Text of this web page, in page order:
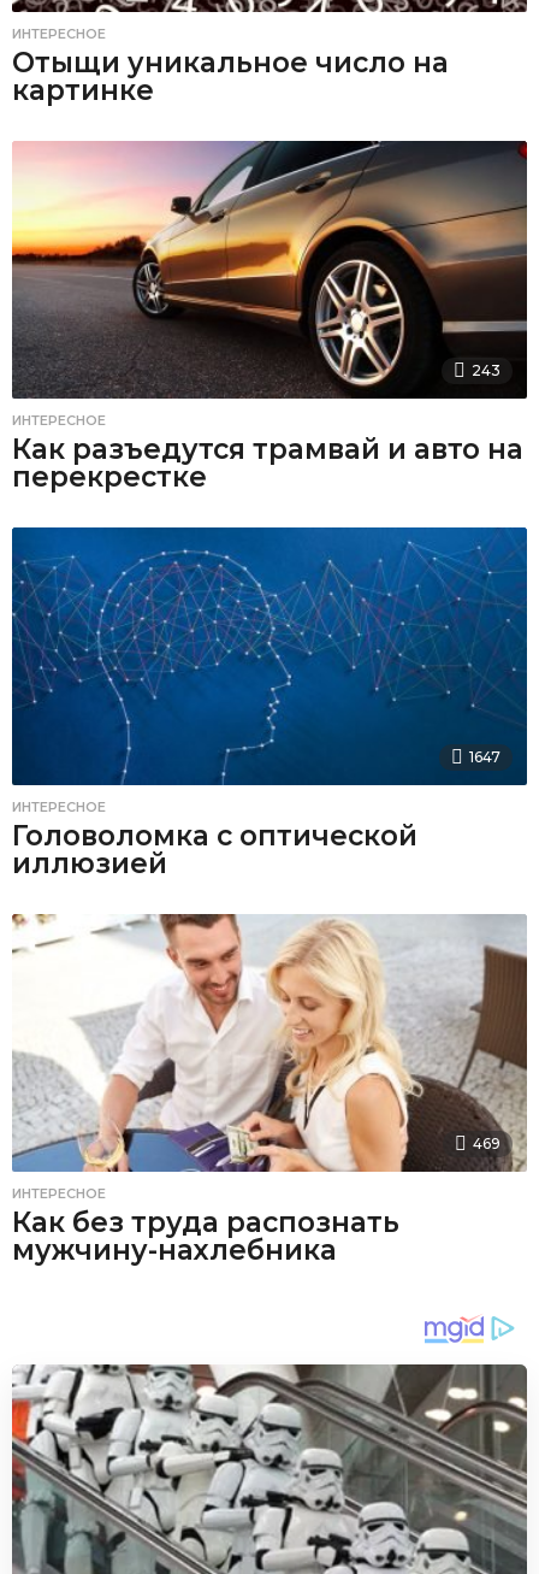
ИНТЕРЕСНОЕ
Отыщи уникальное число на
картинке
243
ИНТЕРЕСНОЕ
Как разъедутся трамвай и авто на
перекрестке
1647
ИНТЕРЕСНОЕ
Головоломка с оптической
иллюзией
469
ИНТЕРЕСНОЕ
Как без труда распознать
мужчину-нахлебника